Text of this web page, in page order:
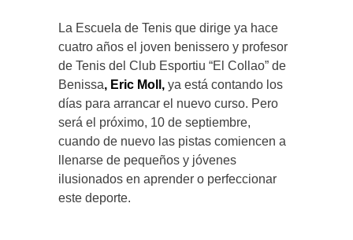
La Escuela de Tenis que dirige ya hace
cuatro años el joven benissero y profesor
de Tenis del Club Esportiu “El Collao” de
Benissa, Eric Moll, ya está contando los
días para arrancar el nuevo curso. Pero
será el próximo, 10 de septiembre,
cuando de nuevo las pistas comiencen a
llenarse de pequeños y jóvenes
ilusionados en aprender o perfeccionar
este deporte.